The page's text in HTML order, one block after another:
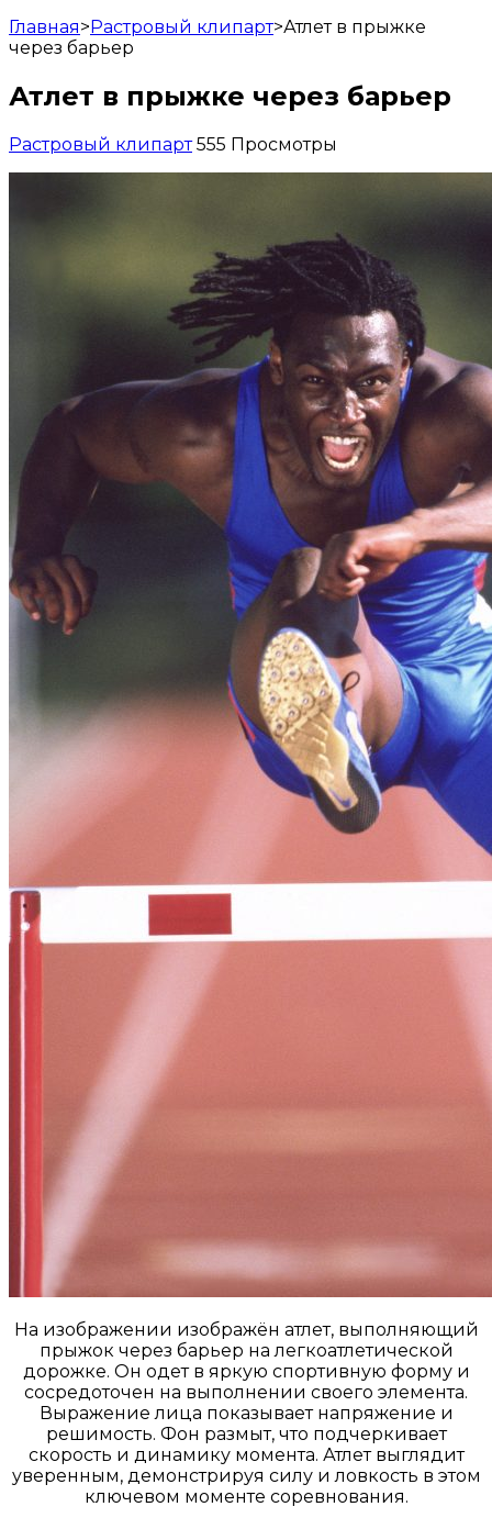
Главная>Растровый клипарт>Атлет в прыжке
через барьер
Атлет в прыжке через барьер
Растровый клипарт 555 Просмотры
На изображении изображён атлет, выполняющий
прыжок через барьер на легкоатлетической
дорожке. Он одет в яркую спортивную форму и
сосредоточен на выполнении своего элемента.
Выражение лица показывает напряжение и
решимость. Фон размыт, что подчеркивает
скорость и динамику момента. Атлет выглядит
уверенным, демонстрируя силу и ловкость в этом
ключевом моменте соревнования.